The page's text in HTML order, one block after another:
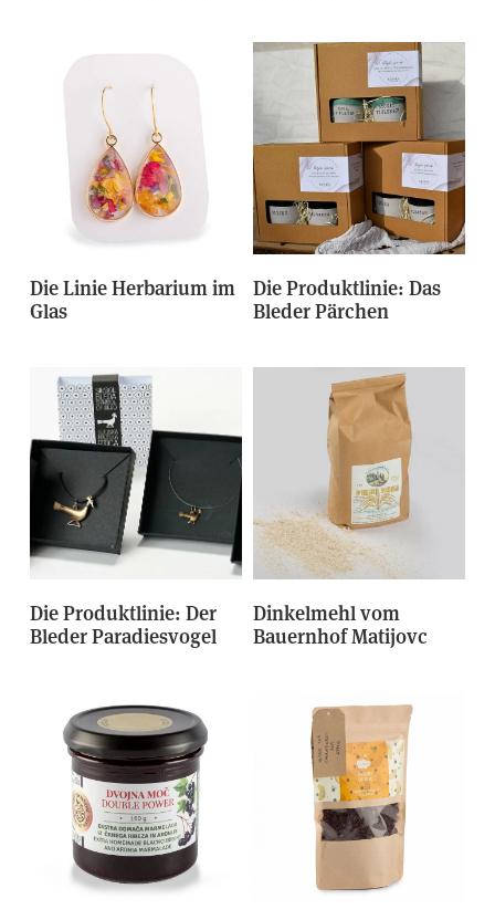
Die Linie Herbarium im
Glas
Die Produktlinie: Das
Bleder Pärchen
Die Produktlinie: Der
Bleder Paradiesvogel
Dinkelmehl vom
Bauernhof Matijovc